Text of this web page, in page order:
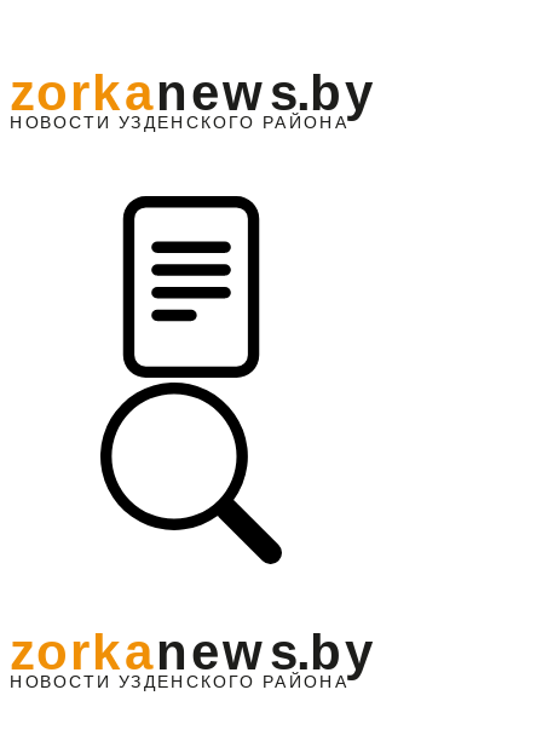
НО ВОСТИ УЗДЕНС КО ГО РАЙОНА
zorkanews.by